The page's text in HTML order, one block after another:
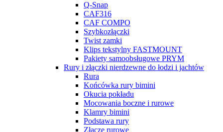
Q-Snap
CAF316
CAF COMPO
Szybkozłączki
Twist zamki
Klips tekstylny FASTMOUNT
Pakiety samoobsługowe PRYM
Rury i złączki nierdzewne do łodzi i jachtów
Rura
Końcówka rury bimini
Okucia pokładu
Mocowania boczne i rurowe
Klamry bimini
Podstawa rury
Złącze rurowe